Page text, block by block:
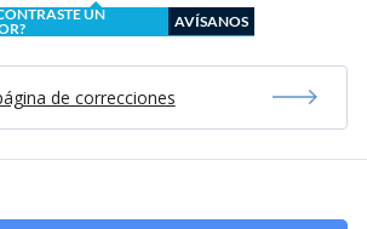
UN
AVÍSANOS
de correcciones